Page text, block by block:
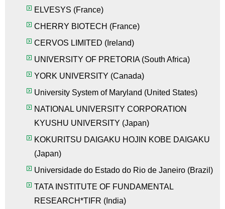
ELVESYS (France)
CHERRY BIOTECH (France)
CERVOS LIMITED ( Ireland)
UNIVERSITY OF PRETORIA(South Africa)
YORK UNIVERSITY (Canada)
University System of Maryland (United States)
NATIONAL UNIVERSITY CORPORATION
KYUSHU UNIVERSITY (Japan)
KOKURITSU DAIGAKU HOJIN KOBE DAIGAKU
(Japan)
Universidade do Estado do Rio de Janeiro (Brazil)
TATA INSTITUTE OF FUNDAMENTAL
RESEARCH*TIFR (India)